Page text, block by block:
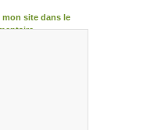
mon site dans le